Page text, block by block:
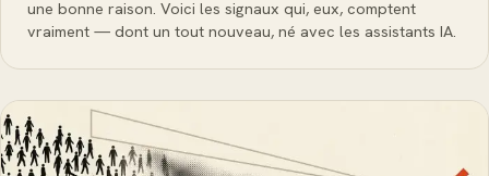
une bonne raison. Voici les signaux qui, eux, comptent
vraiment — dont un tout nouveau, né avec les assistants IA.